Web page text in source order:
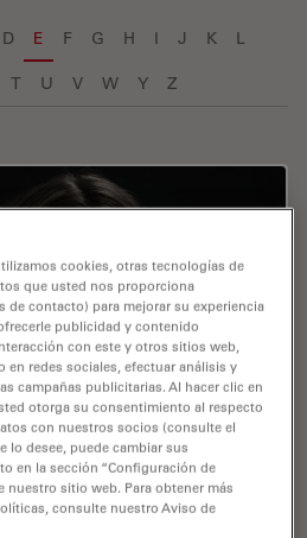
D E F G H I J K L
T U V W Y Z
cookies, otras tecnologías de
que usted nos proporciona
de contacto) para mejorar su experiencia
publicidad y contenido
con este y otros sitios web,
redes sociales, efectuar análisis y
campañas publicitarias. Al hacer clic en
otorga su consentimiento al respecto
con nuestros socios (consulte el
lo desee, puede cambiar sus
en la sección “Configuración de
nuestro sitio web. Para obtener más
consulte nuestro Aviso de